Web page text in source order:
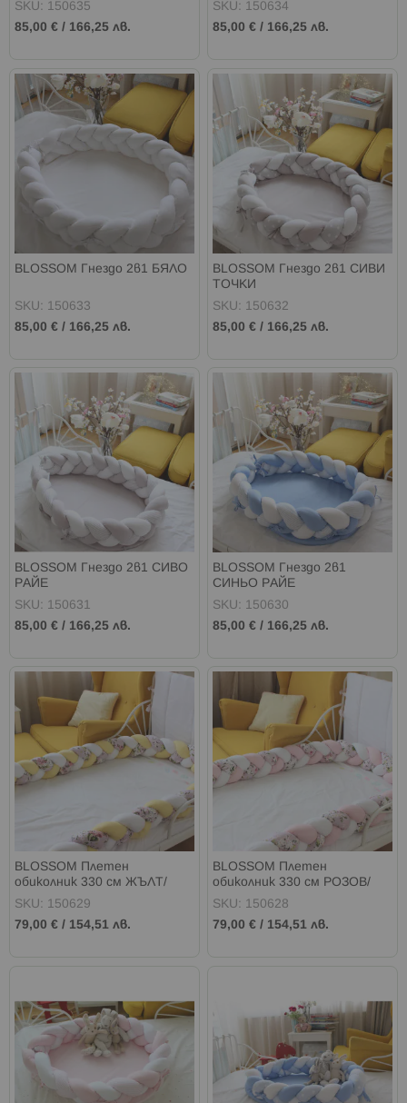
SKU: 150635
85,00 € / 166,25 лв.
SKU: 150634
85,00 € / 166,25 лв.
BLOSSOM Гнездо 2в1 БЯЛО
SKU: 150633
85,00 € / 166,25 лв.
BLOSSOM Гнездо 2в1 СИВИ
ТОЧКИ
SKU: 150632
85,00 € / 166,25 лв.
BLOSSOM Гнездо 2в1 СИВО
РАЙЕ
SKU: 150631
85,00 € / 166,25 лв.
BLOSSOM Гнездо 2в1
СИНЬО РАЙЕ
SKU: 150630
85,00 € / 166,25 лв.
BLOSSOM Плетен
обиколник 330 см ЖЪЛТ/
ЦВЕТЧЕТА
SKU: 150629
79,00 € / 154,51 лв.
BLOSSOM Плетен
обиколник 330 см РОЗОВ/
ЦВЕТЧЕТА
SKU: 150628
79,00 € / 154,51 лв.